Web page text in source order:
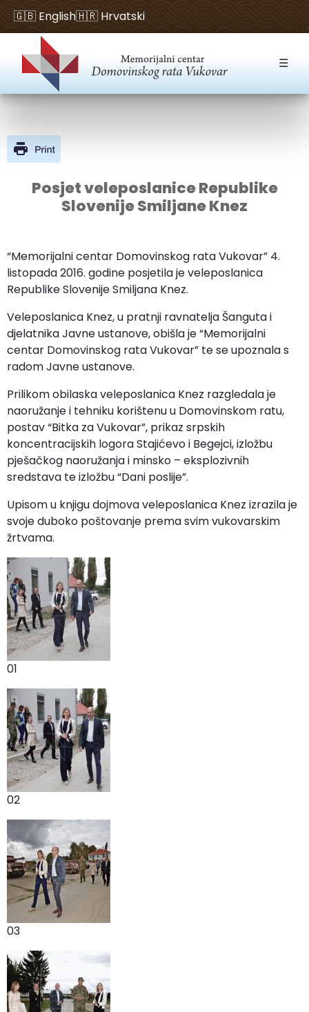
Open toolbar
🇬🇧 English🇭🇷 Hrvatski
☰
Posjet veleposlanice Republike
Slovenije Smiljane Knez
“Memorijalni centar Domovinskog rata Vukovar” 4.
listopada 2016. godine posjetila je veleposlanica
Republike Slovenije Smiljana Knez.
Veleposlanica Knez, u pratnji ravnatelja Šanguta i
djelatnika Javne ustanove, obišla je “Memorijalni
centar Domovinskog rata Vukovar” te se upoznala s
radom Javne ustanove.
Prilikom obilaska veleposlanica Knez razgledala je
naoružanje i tehniku korištenu u Domovinskom ratu,
postav “Bitka za Vukovar”, prikaz srpskih
koncentracijskih logora Stajićevo i Begejci, izložbu
pješačkog naoružanja i minsko – eksplozivnih
sredstava te izložbu “Dani poslije”.
Upisom u knjigu dojmova veleposlanica Knez izrazila je
svoje duboko poštovanje prema svim vukovarskim
žrtvama.
01
02
03